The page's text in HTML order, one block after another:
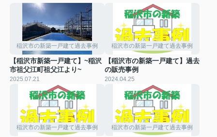
稲沢市の新築一戸建て過去事例
【稲沢市新築一戸建て】~稲沢
市祖父江町祖父江より~
2025.07.21
稲沢市の新築一戸建て過去事例
【稲沢市の新築一戸建て】過去
の販売事例
2024.04.25
稲沢市の新築一戸建て過去事例 稲沢市の新築一戸建て過去事例